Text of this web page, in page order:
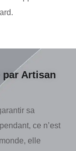
Artisan
sa
ce n’est
elle